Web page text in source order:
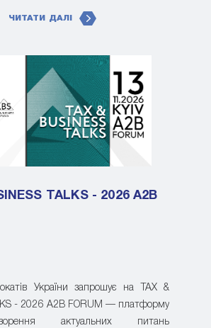
ЧИТАТИ ДАЛІ
TALKS - 2026 A2B
України запрошує на TAX &
- 2026 A2B FORUM — платформу
актуальних питань